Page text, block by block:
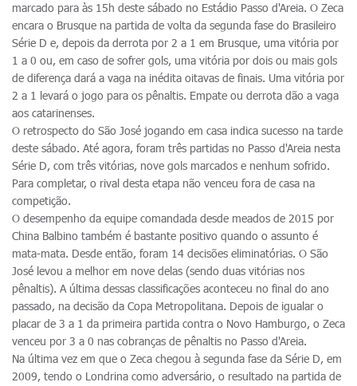
marcado para às 15h deste sábado no Estádio Passo d'Areia. O Zeca
encara o Brusque na partida de volta da segunda fase do Brasileiro
Série D e, depois da derrota por 2 a 1 em Brusque, uma vitória por
1 a 0 ou, em caso de sofrer gols, uma vitória por dois ou mais gols
de diferença dará a vaga na inédita oitavas de finais. Uma vitória por
2 a 1 levará o jogo para os pênaltis. Empate ou derrota dão a vaga
aos catarinenses.
O retrospecto do São José jogando em casa indica sucesso na tarde
deste sábado. Até agora, foram três partidas no Passo d'Areia nesta
Série D, com três vitórias, nove gols marcados e nenhum sofrido.
Para completar, o rival desta etapa não venceu fora de casa na
competição.
O desempenho da equipe comandada desde meados de 2015 por
China Balbino também é bastante positivo quando o assunto é
mata-mata. Desde então, foram 14 decisões eliminatórias. O São
José levou a melhor em nove delas (sendo duas vitórias nos
pênaltis). A última dessas classificações aconteceu no final do ano
passado, na decisão da Copa Metropolitana. Depois de igualar o
placar de 3 a 1 da primeira partida contra o Novo Hamburgo, o Zeca
venceu por 3 a 0 nas cobranças de pênaltis no Passo d'Areia.
Na última vez em que o Zeca chegou à segunda fase da Série D, em
2009, tendo o Londrina como adversário, o resultado na partida de